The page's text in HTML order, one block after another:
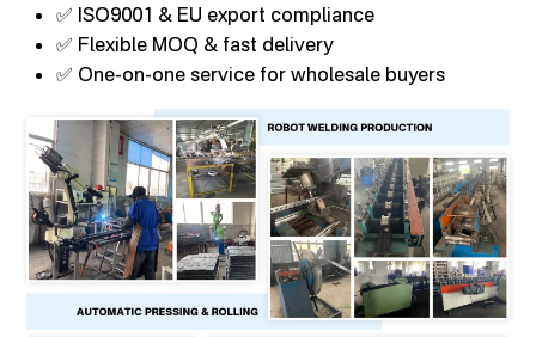
✅ ISO9001 & EU export compliance
✅ Flexible MOQ & fast delivery
✅ One-on-one service for wholesale buyers